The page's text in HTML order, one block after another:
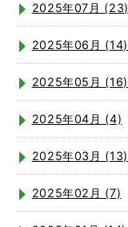
2025年07月 (23)
2025年06月 (14)
2025年05月 (16)
2025年04月 (4)
2025年03月 (13)
2025年02月 (7)